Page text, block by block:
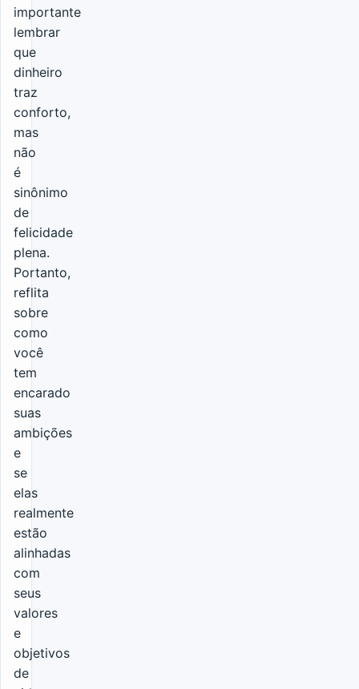
importante
lembrar
que
dinheiro
traz
conforto,
mas
não
é
sinônimo
de
felicidade
plena.
Portanto,
reflita
sobre
como
você
tem
encarado
suas
ambições
e
se
elas
realmente
estão
alinhadas
com
seus
valores
e
objetivos
de